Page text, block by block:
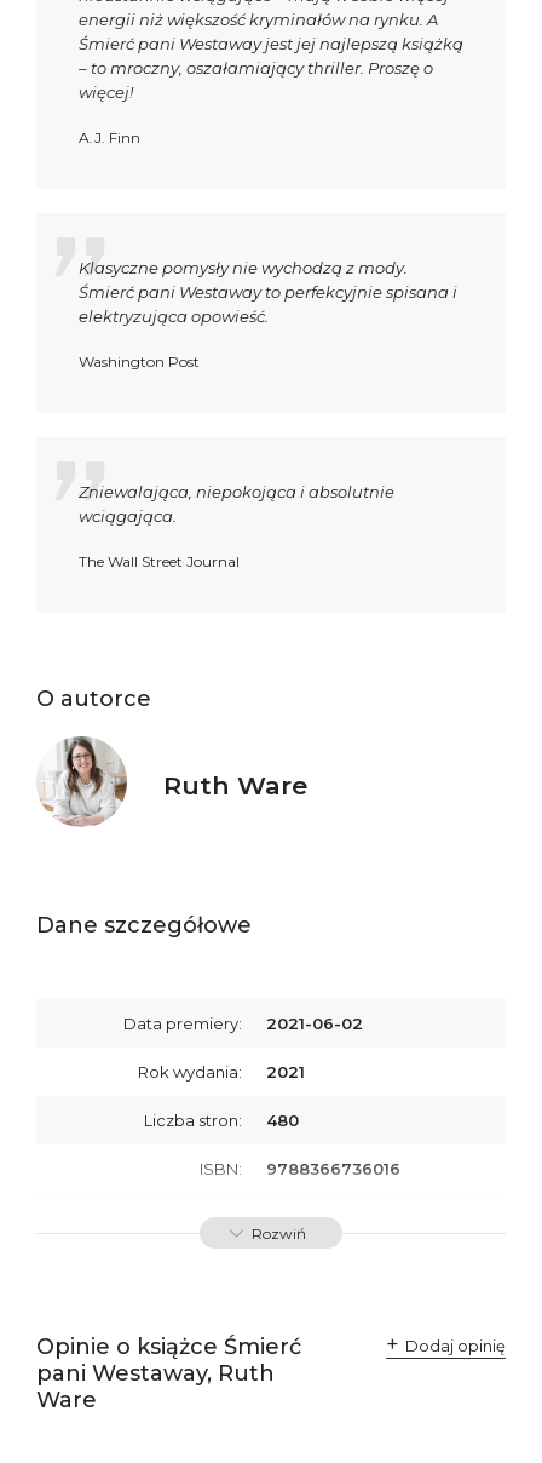
energii niż większość kryminałów na rynku. A
Śmierć pani Westaway jest jej najlepszą książką
– to mroczny, oszałamiający thriller. Proszę o
więcej!
A.J. Finn
Klasyczne pomysły nie wychodzą z mody.
Śmierć pani Westaway to perfekcyjnie spisana i
elektryzująca opowieść.
Washington Post
Zniewalająca, niepokojąca i absolutnie
wciągająca.
The Wall Street Journal
O autorce
Ruth Ware
Dane szczegółowe
Data premiery: 2021-06-02
Rok wydania: 2021
Liczba stron: 480
ISBN: 9788366736016
SKU: E800048
Polska
kontakt@wydajenamsie.pl
+48 61 623 38 38
Rozwiń
Opinie o książce Śmierć
pani Westaway, Ruth
Ware
Dodaj opinię